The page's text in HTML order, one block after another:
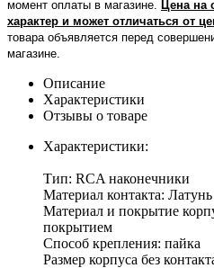
момент оплаты в магазине.
Цена на
характер и может отличаться от
товара объявляется перед
магазине
Описание
Характеристики
Отзывы о товаре
Характеристики:
Тип: RCA наконечники
Материал контакта: Латунь
Материал и покрытие
покрытием
Способ крепления: пайка
Размер корпуса без